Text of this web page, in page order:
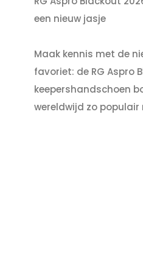
een nieuw jasje
Maak kennis met de
favoriet: de RG Aspro
keepershandschoen
wereldwijd zo